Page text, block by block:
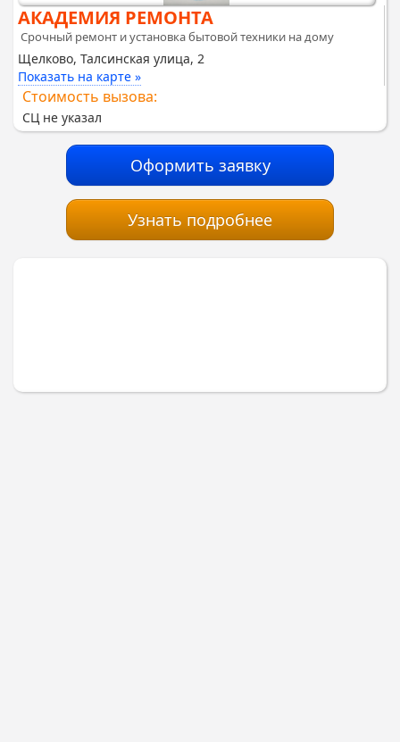
АКАДЕМИЯ РЕМОНТА
Срочный ремонт и установка бытовой техники на дому
Щелково, Талсинская улица, 2
Показать на карте »
Стоимость вызова:
СЦ не указал
Оформить заявку
Узнать подробнее